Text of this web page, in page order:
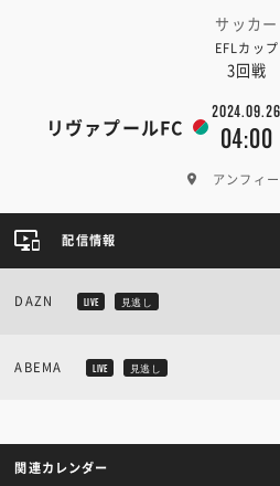
サッカー
EFLカップ
3回戦
リヴァプールFC
2024.09.26
04:00
アンフィ
配信情報
DAZN LIVE 見逃し
ABEMA LIVE 見逃し
関連カレンダー